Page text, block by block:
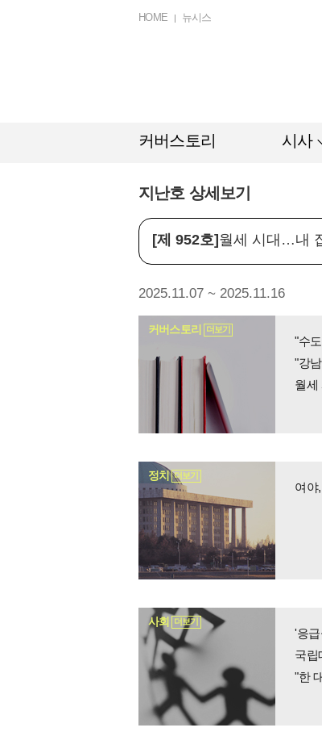
HOME 뉴시스
커버스토리 시사
지난호 상세보기
[제 952호] 월세 시대…내
2025.11.07 ~ 2025.11.16
커버스토리 더보기
"수
"강
월세
정치 더보기
여야
사회 더보기
'응
국립
"한